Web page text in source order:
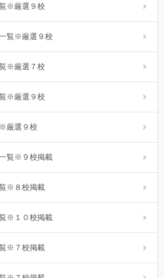
※厳選９校
覧※厳選９校
※厳選７校
※厳選９校
厳選９校
覧※９校掲載
※８校掲載
※１０校掲載
※７校掲載